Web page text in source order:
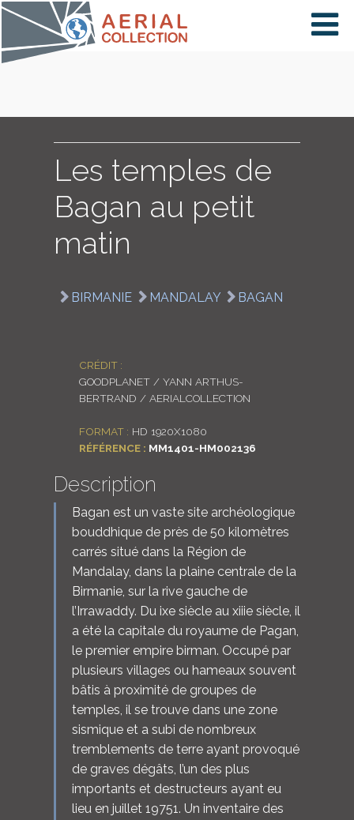
×
PAYS
CARTE
Les temples de
Bagan au petit
matin
BIRMANIE MANDALAY BAGAN
CRÉDIT :
GOODPLANET / YANN ARTHUS-
BERTRAND / AERIALCOLLECTION
FORMAT : HD 1920X1080
RÉFÉRENCE : MM1401-HM002136
Description
Bagan est un vaste site archéologique
bouddhique de près de 50 kilomètres
carrés situé dans la Région de
Mandalay, dans la plaine centrale de la
Birmanie, sur la rive gauche de
l’Irrawaddy. Du ixe siècle au xiiie siècle, il
a été la capitale du royaume de Pagan,
le premier empire birman. Occupé par
plusieurs villages ou hameaux souvent
bâtis à proximité de groupes de
temples, il se trouve dans une zone
sismique et a subi de nombreux
tremblements de terre ayant provoqué
de graves dégâts, l’un des plus
importants et destructeurs ayant eu
lieu en juillet 19751. Un inventaire des